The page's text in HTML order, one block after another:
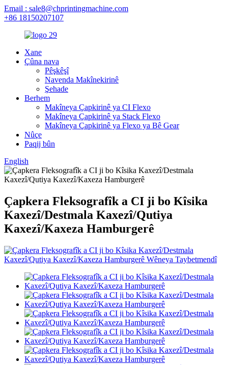
Email : sale8@chprintingmachine.com
+86 18150207107
Xane
Çûna nava
Pêşkêşî
Navenda Makînekirinê
Şehade
Berhem
Makîneya Çapkirinê ya CI Flexo
Makîneya Çapkirinê ya Stack Flexo
Makîneya Çapkirinê ya Flexo ya Bê Gear
Nûçe
Paqij bûn
English
Çapkera Fleksografîk a CI ji bo Kîsika
Kaxezî/Destmala Kaxezî/Qutiya
Kaxezî/Kaxeza Hamburgerê